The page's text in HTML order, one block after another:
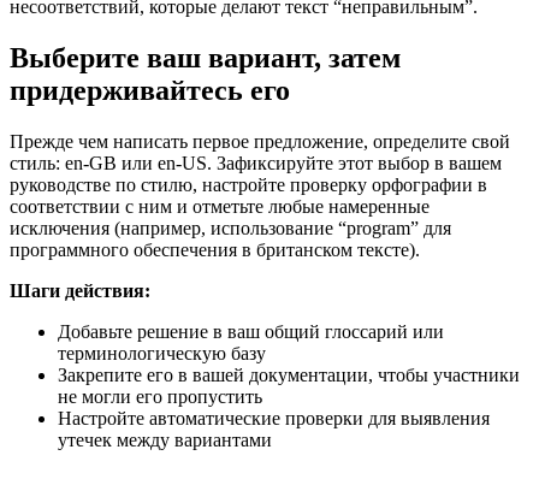
несоответствий, которые делают текст “неправильным”.
Выберите ваш вариант, затем
придерживайтесь его
Прежде чем написать первое предложение, определите свой
стиль: en-GB или en-US. Зафиксируйте этот выбор в вашем
руководстве по стилю, настройте проверку орфографии в
соответствии с ним и отметьте любые намеренные
исключения (например, использование “program” для
программного обеспечения в британском тексте).
Шаги действия:
Добавьте решение в ваш общий глоссарий или
терминологическую базу
Закрепите его в вашей документации, чтобы участники
не могли его пропустить
Настройте автоматические проверки для выявления
утечек между вариантами